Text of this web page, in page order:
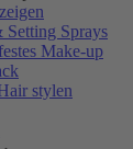
Setting Sprays
Make-up
stylen